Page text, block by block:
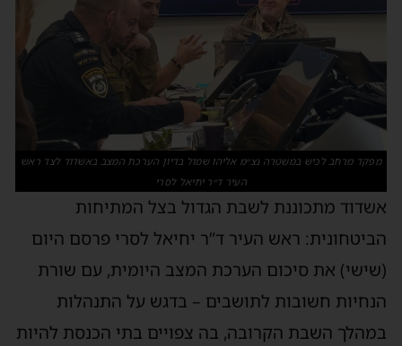
מפקד מרחב לכיש במשטרה נצ״מ אליהו שמול בדיון הערכת המצב באשדוד לצד ראש
העיר ד״ר יחיאל לסרי
אשדוד מתכוננת לשבת הגדול בצל המתיחות
הביטחונית: ראש העיר ד”ר יחיאל לסרי פרסם היום
(שישי) את סיכום הערכת המצב היומית, עם שורת
הנחיות חשובות לתושבים – בדגש על התנהלות
במהלך השבת הקרובה, בה צפויים בתי הכנסת להיות